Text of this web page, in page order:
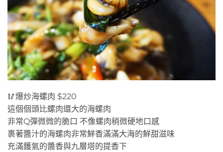
🥢爆炒海螺肉 $220
這個個頭比螺肉還大的海螺肉
非常Q彈微微的脆口 不像螺肉稍微硬地口感
裹著醬汁的海螺肉非常鮮香滿滿大海的鮮甜滋味
充滿鑊氣的醬香與九層塔的提香下